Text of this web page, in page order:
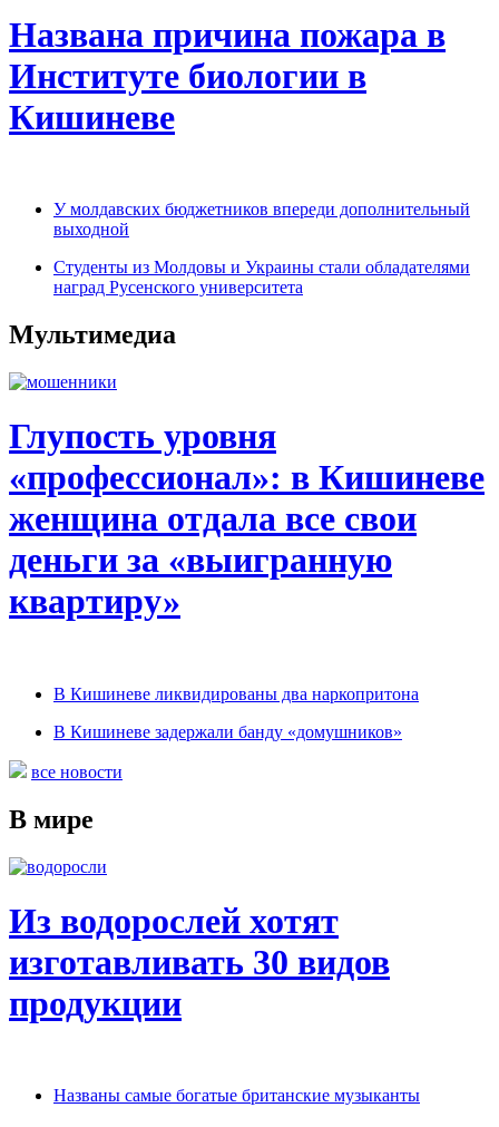
Названа причина пожара в
Институте биологии в
Кишиневе
У молдавских бюджетников впереди дополнительный
выходной
Студенты из Молдовы и Украины стали обладателями
наград Русенского университета
Мультимедиа
Глупость уровня
«профессионал»: в Кишиневе
женщина отдала все свои
деньги за «выигранную
квартиру»
В Кишиневе ликвидированы два наркопритона
В Кишиневе задержали банду «домушников»
все новости
В мире
Из водорослей хотят
изготавливать 30 видов
продукции
Названы самые богатые британские музыканты